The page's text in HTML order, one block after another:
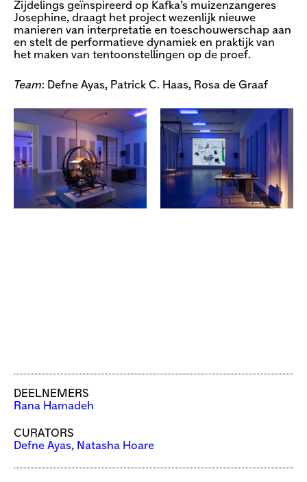
Zijdelings geïnspireerd op Kafka’s muizenzangeres
Josephine, draagt het project wezenlijk nieuwe
manieren van interpretatie en toeschouwerschap aan
en stelt de performatieve dynamiek en praktijk van
het maken van tentoonstellingen op de proef.
Team: Defne Ayas, Patrick C. Haas, Rosa de Graaf
DEELNEMERS
Rana Hamadeh
CURATORS
Defne Ayas, Natasha Hoare